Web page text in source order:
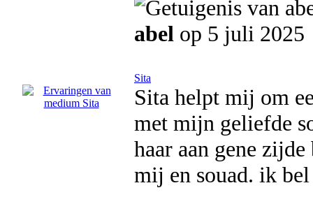
abel op 5 juli 2025
Sita
Sita helpt mij om
met mijn geliefde
haar aan gene
mij en souad. ik